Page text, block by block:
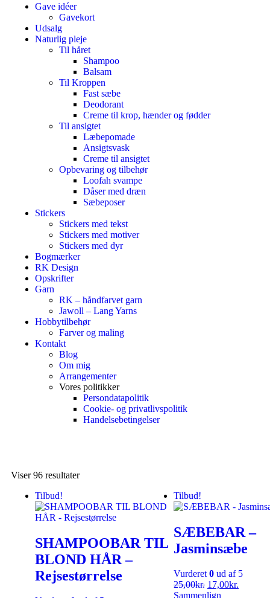
Gave idéer
Gavekort
Udsalg
Naturlig pleje
Til håret
Shampoo
Balsam
Til Kroppen
Fast sæbe
Deodorant
Creme til krop, hænder og fødder
Til ansigtet
Læbepomade
Ansigtsvask
Creme til ansigtet
Opbevaring og tilbehør
Loofah svampe
Dåser med dræn
Sæbeposer
Stickers
Stickers med tekst
Stickers med motiver
Stickers med dyr
Bogmærker
RK Design
Opskrifter
Garn
RK – håndfarvet garn
Jawoll – Lang Yarns
Hobbytilbehør
Farver og maling
Kontakt
Blog
Om mig
Arrangementer
Vores politikker
Persondatapolitik
Cookie- og privatlivspolitik
Handelsebetingelser
Viser 96 resultater
Tilbud!
SHAMPOOBAR TIL
BLOND HÅR –
Rejsestørrelse
Tilbud!
SÆBEBAR –
Jasminsæbe
Vurderet0 ud af 5
25,00kr. 17,00kr.
Sammenlign